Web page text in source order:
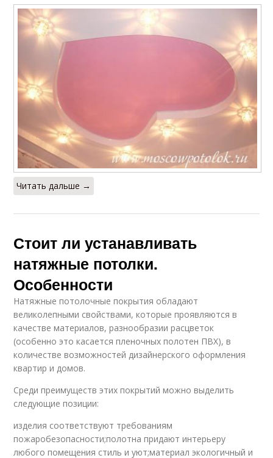
Читать дальше →
Стоит ли устанавливать
натяжные потолки.
Особенности
Натяжные потолочные покрытия обладают
великолепными свойствами, которые проявляются в
качестве материалов, разнообразии расцветок
(особенно это касается пленочных полотен ПВХ), в
количестве возможностей дизайнерского оформления
квартир и домов.
Среди преимуществ этих покрытий можно выделить
следующие позиции:
изделия соответствуют требованиям
пожаробезопасности;полотна придают интерьеру
любого помещения стиль и уют;материал экологичный и